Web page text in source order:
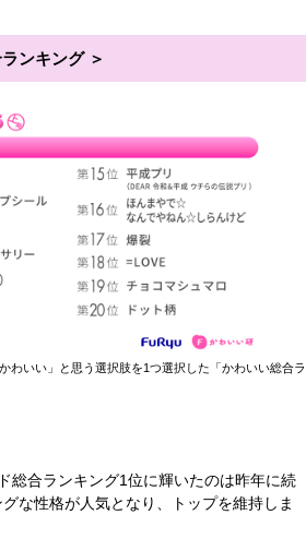
ンキング
いい」と思う選択肢を1つ選択した「かわいい総合ラ
総合ランキング1位に輝いたのは昨年に続
な性格が人気となり、トップを維持しま